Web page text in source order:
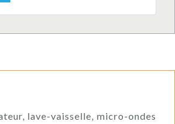
lave-vaisselle, micro-ondes